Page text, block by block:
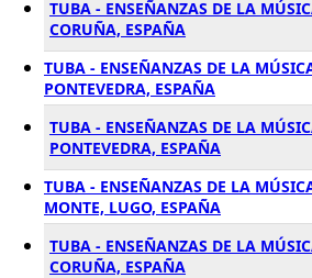
TUBA - ENSEÑANZAS DE LA
CORUÑA, ESPAÑA
TUBA - ENSEÑANZAS DE LA
PONTEVEDRA, ESPAÑA
TUBA - ENSEÑANZAS DE LA
PONTEVEDRA, ESPAÑA
TUBA - ENSEÑANZAS DE LA
MONTE, LUGO, ESPAÑA
TUBA - ENSEÑANZAS DE LA
CORUÑA, ESPAÑA